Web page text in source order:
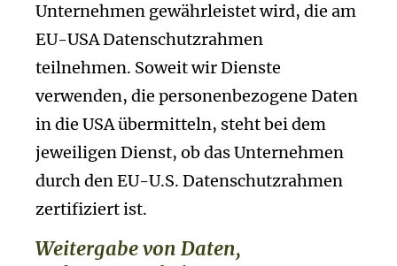
Unternehmen gewährleistet wird, die am
EU-USA Datenschutzrahmen
teilnehmen. Soweit wir Dienste
verwenden, die personenbezogene Daten
in die USA übermitteln, steht bei dem
jeweiligen Dienst, ob das Unternehmen
durch den EU-U.S. Datenschutzrahmen
zertifiziert ist.
Weitergabe von Daten,